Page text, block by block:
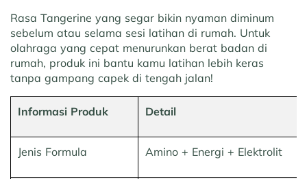
Rasa Tangerine yang segar bikin nyaman diminum
sebelum atau selama sesi latihan di rumah. Untuk
olahraga yang cepat menurunkan berat badan di
rumah, produk ini bantu kamu latihan lebih keras
tanpa gampang capek di tengah jalan!
Informasi Produk Detail
Jenis Formula Amino + Energi + Elektrolit